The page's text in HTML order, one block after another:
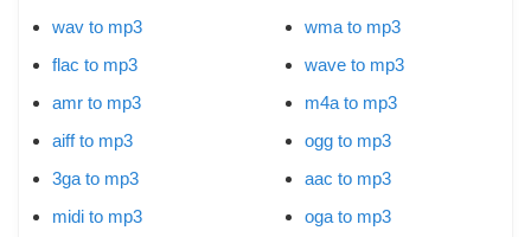
wav to mp3
flac to mp3
amr to mp3
aiff to mp3
3ga to mp3
midi to mp3
wma to mp3
wave to mp3
m4a to mp3
ogg to mp3
aac to mp3
oga to mp3